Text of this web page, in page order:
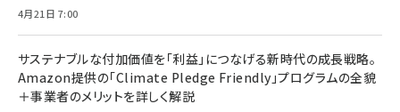
4月21日 7:00
サステナブルな付加価値を「利益」につなげる新時代の成長戦略。
Amazon提供の「Climate Pledge Friendly」プログラムの全貌
＋事業者のメリットを詳しく解説